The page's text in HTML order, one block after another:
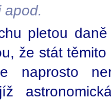
apod.
pletou
že stát
naprosto